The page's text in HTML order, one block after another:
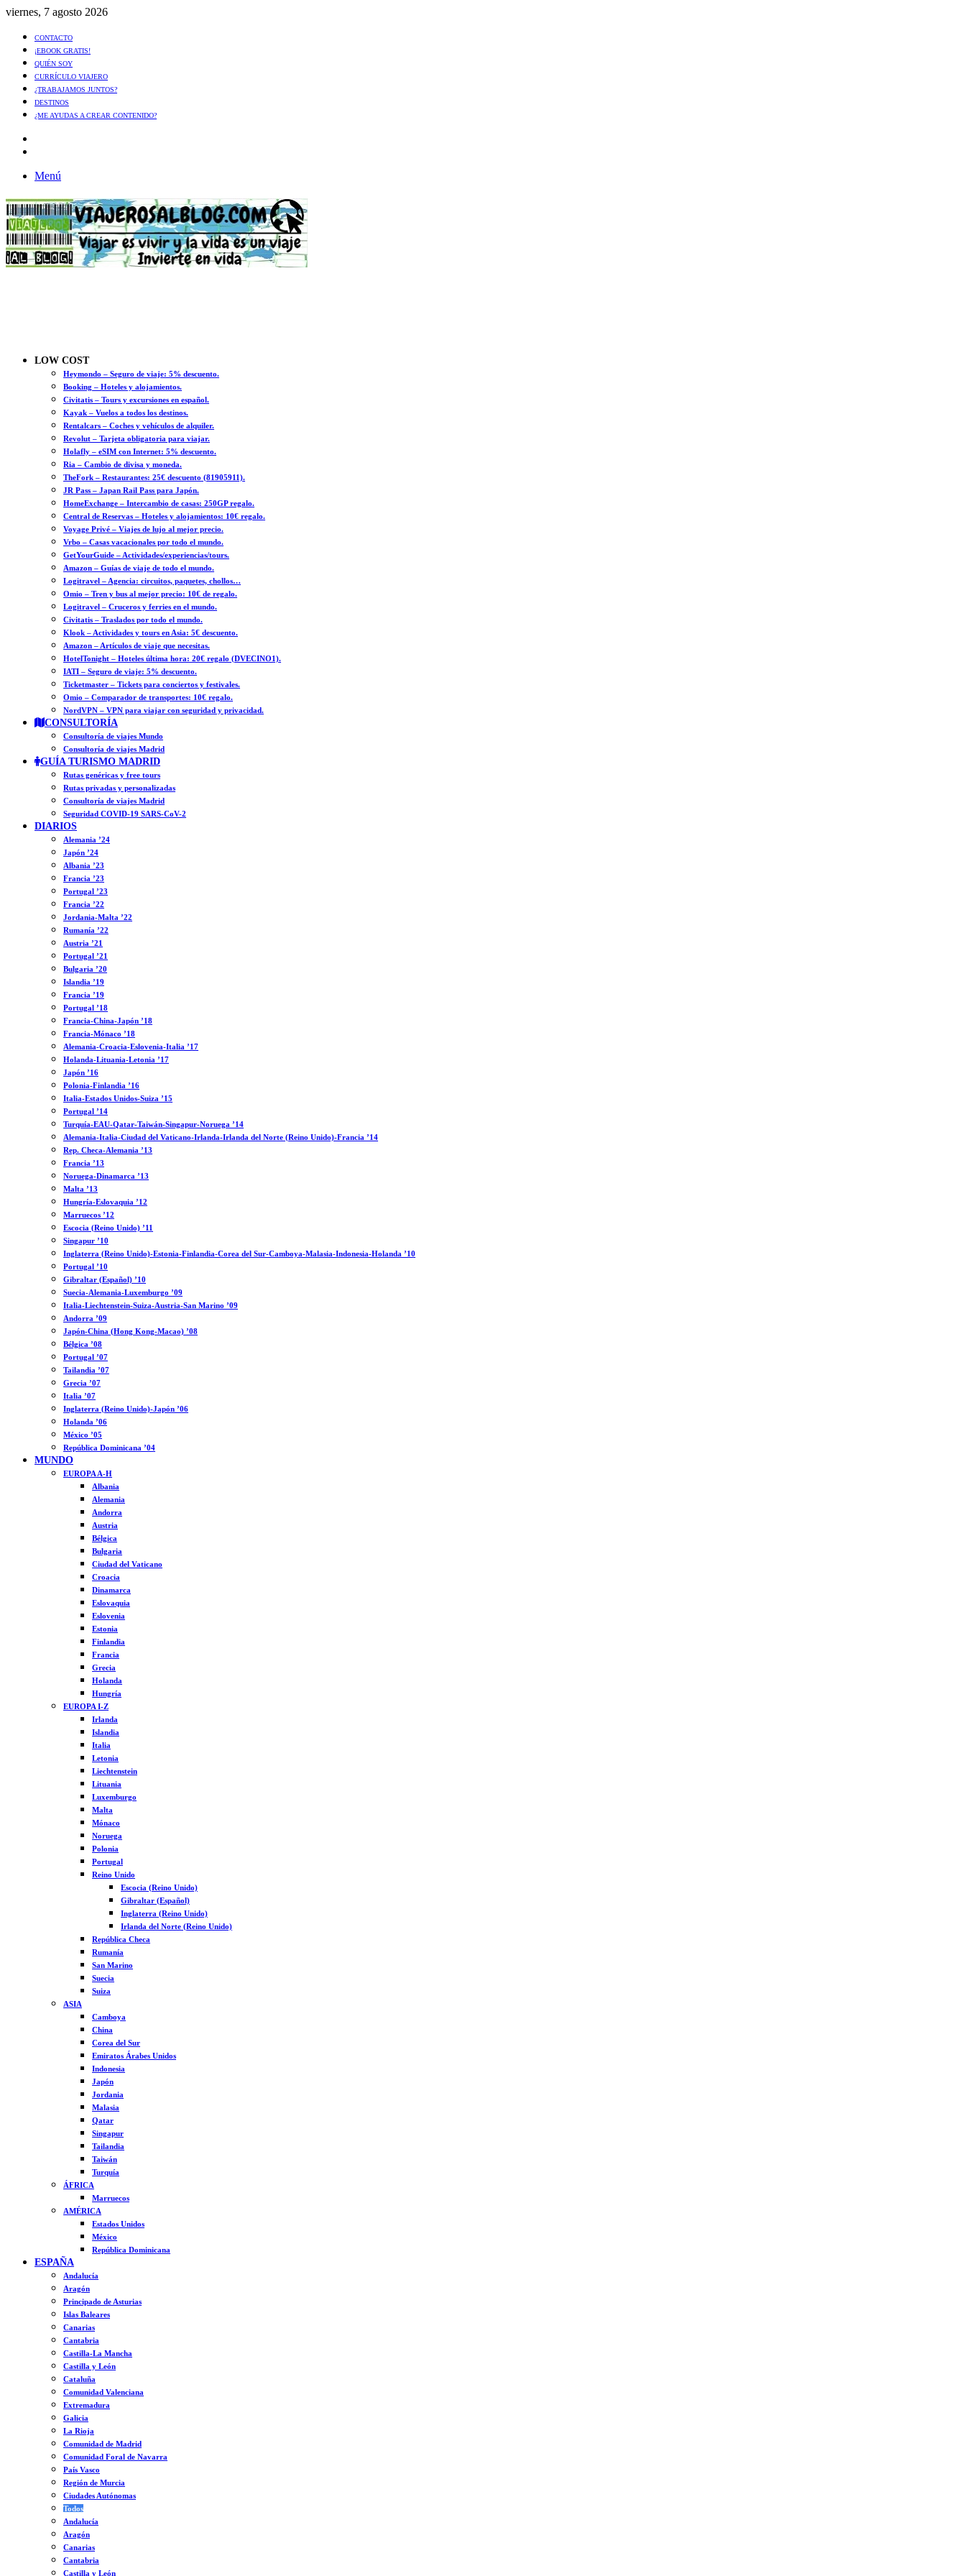
viernes, 7 agosto 2026
CONTACTO
¡EBOOK GRATIS!
QUIÉN SOY
CURRÍCULO VIAJERO
¿TRABAJAMOS JUNTOS?
DESTINOS
¿ME AYUDAS A CREAR CONTENIDO?
Menú
LOW COST
Heymondo – Seguro de viaje: 5% descuento.
Booking – Hoteles y alojamientos.
Civitatis – Tours y excursiones en español.
Kayak – Vuelos a todos los destinos.
Rentalcars – Coches y vehículos de alquiler.
Revolut – Tarjeta obligatoria para viajar.
Holafly – eSIM con Internet: 5% descuento.
Ria – Cambio de divisa y moneda.
TheFork – Restaurantes: 25€ descuento (81905911).
JR Pass – Japan Rail Pass para Japón.
HomeExchange – Intercambio de casas: 250GP regalo.
Central de Reservas – Hoteles y alojamientos: 10€ regalo.
Voyage Privé – Viajes de lujo al mejor precio.
Vrbo – Casas vacacionales por todo el mundo.
GetYourGuide – Actividades/experiencias/tours.
Amazon – Guías de viaje de todo el mundo.
Logitravel – Agencia: circuitos, paquetes, chollos…
Omio – Tren y bus al mejor precio: 10€ de regalo.
Logitravel – Cruceros y ferries en el mundo.
Civitatis – Traslados por todo el mundo.
Klook – Actividades y tours en Asia: 5€ descuento.
Amazon – Artículos de viaje que necesitas.
HotelTonight – Hoteles última hora: 20€ regalo (DVECINO1).
IATI – Seguro de viaje: 5% descuento.
Ticketmaster – Tickets para conciertos y festivales.
Omio – Comparador de transportes: 10€ regalo.
NordVPN – VPN para viajar con seguridad y privacidad.
CONSULTORÍA
Consultoría de viajes Mundo
Consultoría de viajes Madrid
GUÍA TURISMO MADRID
Rutas genéricas y free tours
Rutas privadas y personalizadas
Consultoría de viajes Madrid
Seguridad COVID-19 SARS-CoV-2
DIARIOS
Alemania ’24
Japón ’24
Albania ’23
Francia ’23
Portugal ’23
Francia ’22
Jordania-Malta ’22
Rumanía ’22
Austria ’21
Portugal ’21
Bulgaria ’20
Islandia ’19
Francia ’19
Portugal ’18
Francia-China-Japón ’18
Francia-Mónaco ’18
Alemania-Croacia-Eslovenia-Italia ’17
Holanda-Lituania-Letonia ’17
Japón ’16
Polonia-Finlandia ’16
Italia-Estados Unidos-Suiza ’15
Portugal ’14
Turquía-EAU-Qatar-Taiwán-Singapur-Noruega ’14
Alemania-Italia-Ciudad del Vaticano-Irlanda-Irlanda del Norte (Reino Unido)-Francia ’14
Rep. Checa-Alemania ’13
Francia ’13
Noruega-Dinamarca ’13
Malta ’13
Hungría-Eslovaquia ’12
Marruecos ’12
Escocia (Reino Unido) ’11
Singapur ’10
Inglaterra (Reino Unido)-Estonia-Finlandia-Corea del Sur-Camboya-Malasia-Indonesia-Holanda ’10
Portugal ’10
Gibraltar (Español) ’10
Suecia-Alemania-Luxemburgo ’09
Italia-Liechtenstein-Suiza-Austria-San Marino ’09
Andorra ’09
Japón-China (Hong Kong-Macao) ’08
Bélgica ’08
Portugal ’07
Tailandia ’07
Grecia ’07
Italia ’07
Inglaterra (Reino Unido)-Japón ’06
Holanda ’06
México ’05
República Dominicana ’04
MUNDO
EUROPA A-H
Albania
Alemania
Andorra
Austria
Bélgica
Bulgaria
Ciudad del Vaticano
Croacia
Dinamarca
Eslovaquia
Eslovenia
Estonia
Finlandia
Francia
Grecia
Holanda
Hungría
EUROPA I-Z
Irlanda
Islandia
Italia
Letonia
Liechtenstein
Lituania
Luxemburgo
Malta
Mónaco
Noruega
Polonia
Portugal
Reino Unido
Escocia (Reino Unido)
Gibraltar (Español)
Inglaterra (Reino Unido)
Irlanda del Norte (Reino Unido)
República Checa
Rumanía
San Marino
Suecia
Suiza
ASIA
Camboya
China
Corea del Sur
Emiratos Árabes Unidos
Indonesia
Japón
Jordania
Malasia
Qatar
Singapur
Tailandia
Taiwán
Turquía
ÁFRICA
Marruecos
AMÉRICA
Estados Unidos
México
República Dominicana
ESPAÑA
Andalucía
Aragón
Principado de Asturias
Islas Baleares
Canarias
Cantabria
Castilla-La Mancha
Castilla y León
Cataluña
Comunidad Valenciana
Extremadura
Galicia
La Rioja
Comunidad de Madrid
Comunidad Foral de Navarra
País Vasco
Región de Murcia
Ciudades Autónomas
Todos
Andalucía
Aragón
Canarias
Cantabria
Castilla y León